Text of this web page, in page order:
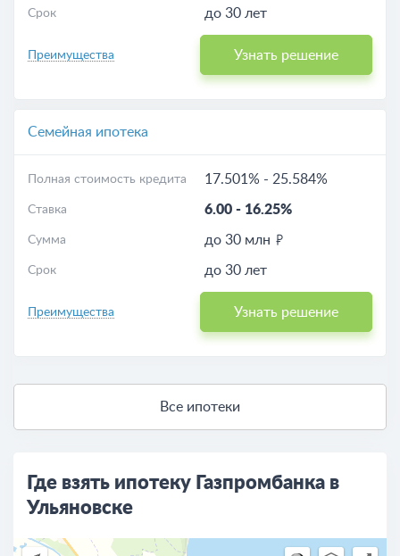
Срок до 30 лет
Преимущества Узнать решение
Семейная ипотека
Полная стоимость кредита 17.501% - 25.584%
Ставка 6.00 - 16.25%
Сумма до 30 млн
Срок до 30 лет
Преимущества Узнать решение
Все ипотеки
Где взять ипотеку Газпромбанка в
Ульяновске